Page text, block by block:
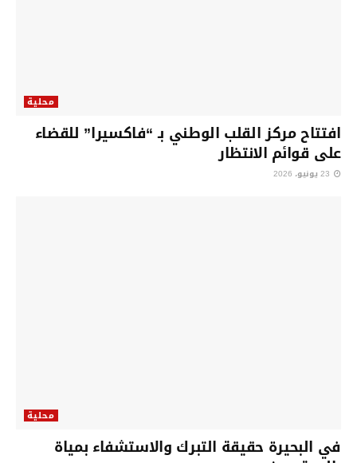
محلية
افتتاح مركز القلب الوطني بـ “فاكسيرا” للقضاء
على قوائم الانتظار
محلية
في البحيرة حقيقة التبرك والاستشفاء بمياة